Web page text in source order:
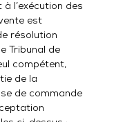
l’exécution des
est
résolution
Tribunal de
compétent,
de la
de commande